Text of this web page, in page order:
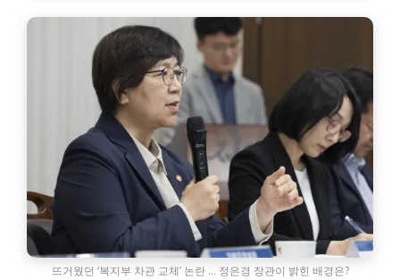
뜨거웠던 ‘복지부 차관 교체’ 논란 … 정은경 장관이 밝힌 배경은?